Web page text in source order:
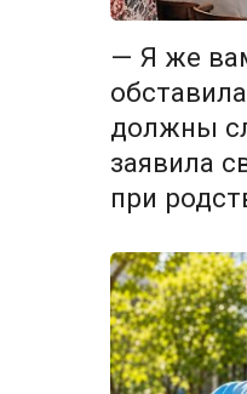
— Я же
должны
заявила
при